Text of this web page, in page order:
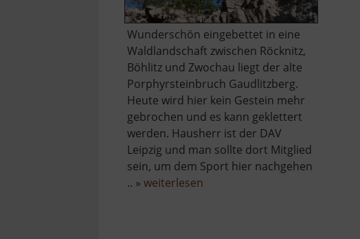
Wunderschön eingebettet in eine
Waldlandschaft zwischen Röcknitz,
Böhlitz und Zwochau liegt der alte
Porphyrsteinbruch Gaudlitzberg.
Heute wird hier kein Gestein mehr
gebrochen und es kann geklettert
werden. Hausherr ist der DAV
Leipzig und man sollte dort Mitglied
sein, um dem Sport hier nachgehen
.. » weiterlesen